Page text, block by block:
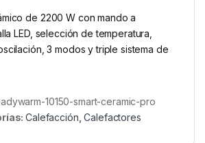
de 2200 W con mando a
LED, selección de temperatura,
3 modos y triple sistema de
10150-smart-ceramic-pro
Calefacción ,Calefactores